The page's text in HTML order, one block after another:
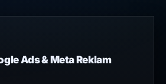
Ads & Meta Reklam